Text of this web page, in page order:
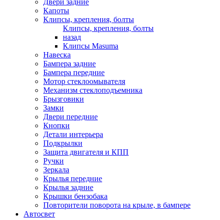
Двери задние
Капоты
Клипсы, крепления, болты
Клипсы, крепления, болты
назад
Клипсы Masuma
Навеска
Бампера задние
Бампера передние
Мотор стеклоомывателя
Механизм стеклоподъемника
Брызговики
Замки
Двери передние
Кнопки
Детали интерьера
Подкрылки
Защита двигателя и КПП
Ручки
Зеркала
Крылья передние
Крылья задние
Крышки бензобака
Повторители поворота на крыле, в бампере
Автосвет